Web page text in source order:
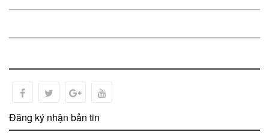
Đăng ký nhận bản tin